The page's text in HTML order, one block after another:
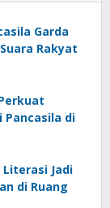
Garda
Rakyat
Pancasila di
Jadi
di Ruang